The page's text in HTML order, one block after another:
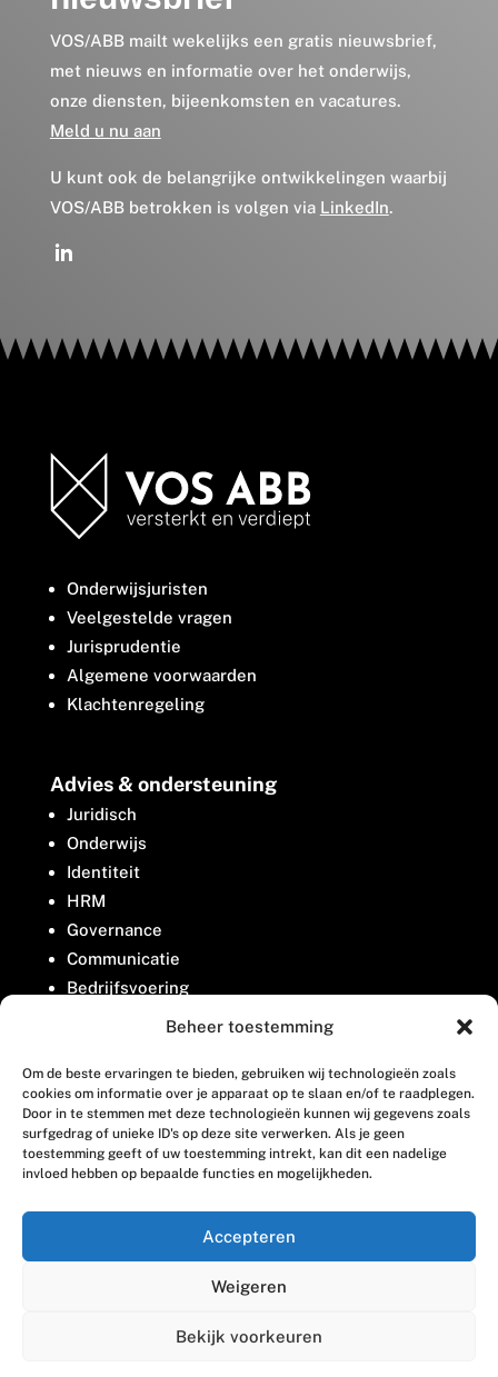
Beheer toestemming
Om de beste ervaringen te bieden, gebruiken wij technologieën zoals
cookies om informatie over je apparaat op te slaan en/of te raadplegen.
Door in te stemmen met deze technologieën kunnen wij gegevens zoals
surfgedrag of unieke ID's op deze site verwerken. Als je geen
toestemming geeft of uw toestemming intrekt, kan dit een nadelige
invloed hebben op bepaalde functies en mogelijkheden.
Accepteren
Weigeren
Bekijk voorkeuren
VOS/ABB mailt wekelijks een gratis nieuwsbrief,
met nieuws en informatie over het onderwijs,
onze diensten, bijeenkomsten en vacatures.
Meld u nu aan
U kunt ook de belangrijke ontwikkelingen waarbij
VOS/ABB betrokken is volgen via LinkedIn.
Onderwijsjuristen
Veelgestelde vragen
Jurisprudentie
Algemene voorwaarden
Klachtenregeling
Advies & ondersteuning
Juridisch
Onderwijs
Identiteit
HRM
Governance
Communicatie
Bedrijfsvoering
Belangenbehartiging
Contact
Houttuinlaan 8
3447 GM Woerden